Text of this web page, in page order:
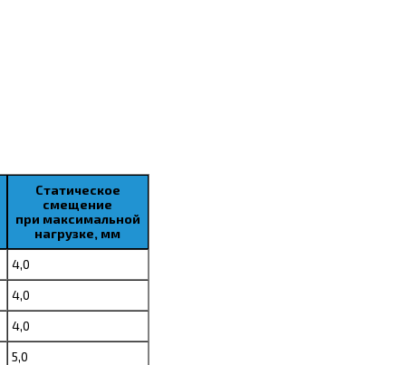
Статическое
смещение
при максимальной
нагрузке, мм
4,0
4,0
4,0
5,0